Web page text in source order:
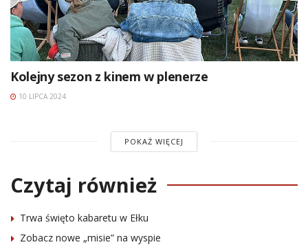
Kolejny sezon z kinem w plenerze
10 LIPCA 2024
POKAŻ WIĘCEJ
Czytaj również
Trwa święto kabaretu w Ełku
Zobacz nowe „misie” na wyspie